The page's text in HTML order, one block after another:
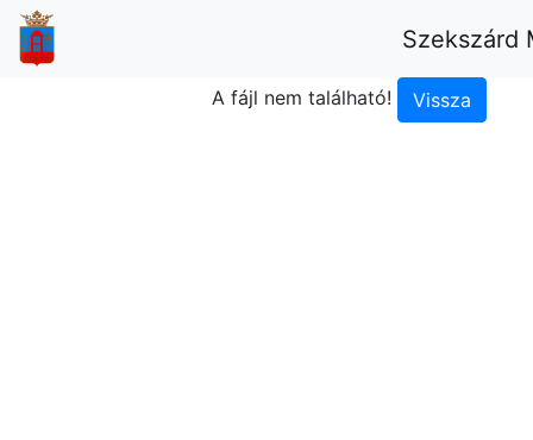
Szekszárd
A fájl nem található!